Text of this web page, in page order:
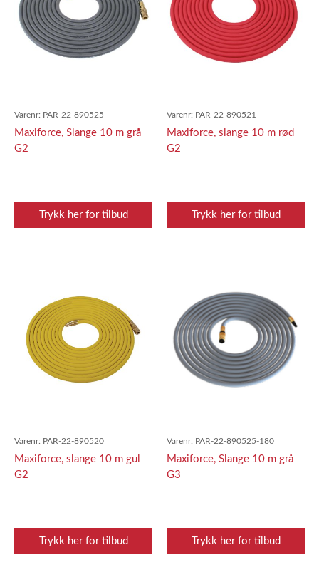
Varenr: PAR-22-890525
Maxiforce, Slange 10 m grå
G2
Trykk her for tilbud
Varenr: PAR-22-890521
Maxiforce, slange 10 m rød
G2
Trykk her for tilbud
Varenr: PAR-22-890520
Maxiforce, slange 10 m gul
G2
Trykk her for tilbud
Varenr: PAR-22-890525-180
Maxiforce, Slange 10 m grå
G3
Trykk her for tilbud